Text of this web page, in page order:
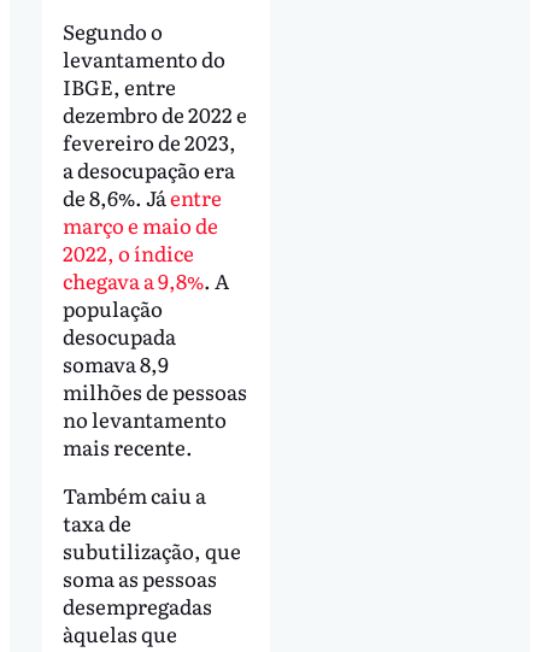
Segundo o
levantamento do
IBGE, entre
dezembro de 2022 e
fevereiro de 2023,
a desocupação era
de 8,6%. Jáentre
março e maio de
2022, o índice
chegava a 9,8%. A
população
desocupada
somava 8,9
milhões de pessoas
no levantamento
mais recente.
Também caiu a
taxa de
subutilização, que
soma as pessoas
desempregadas
àquelas que